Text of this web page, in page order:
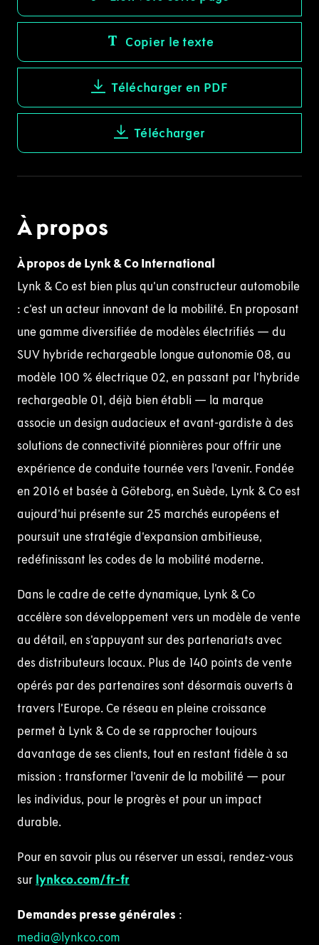
Copier le texte
Télécharger en PDF
Télécharger
À propos
À propos de Lynk & Co International
Lynk & Co est bien plus qu’un constructeur automobile
: c’est un acteur innovant de la mobilité. En proposant
une gamme diversifiée de modèles électrifiés — du
SUV hybride rechargeable longue autonomie 08, au
modèle 100 % électrique 02, en passant par l’hybride
rechargeable 01, déjà bien établi — la marque
associe un design audacieux et avant-gardiste à des
solutions de connectivité pionnières pour offrir une
expérience de conduite tournée vers l’avenir. Fondée
en 2016 et basée à Göteborg, en Suède, Lynk & Co est
aujourd’hui présente sur 25 marchés européens et
poursuit une stratégie d’expansion ambitieuse,
redéfinissant les codes de la mobilité moderne.
Dans le cadre de cette dynamique, Lynk & Co
accélère son développement vers un modèle de vente
au détail, en s’appuyant sur des partenariats avec
des distributeurs locaux. Plus de 140 points de vente
opérés par des partenaires sont désormais ouverts à
travers l’Europe. Ce réseau en pleine croissance
permet à Lynk & Co de se rapprocher toujours
davantage de ses clients, tout en restant fidèle à sa
mission : transformer l’avenir de la mobilité — pour
les individus, pour le progrès et pour un impact
durable.
Pour en savoir plus ou réserver un essai, rendez-vous
sur lynkco.com/fr-fr
Demandes presse générales :
media@lynkco.com